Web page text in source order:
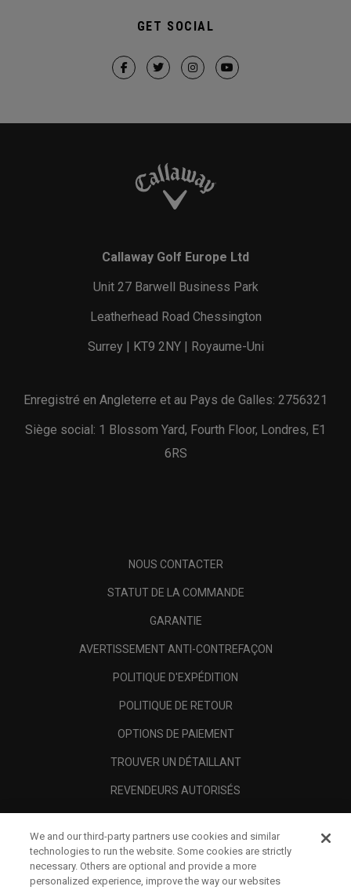
GET SOCIAL
Callaway Golf Europe Ltd
Unit 27 Barwell Business Park
Leatherhead Road Chessington
Surrey | KT9 2NY | Royaume-Uni
Enregistré en Angleterre et au Pays de Galles: 2756321
Siège social: 1 Blossom Yard, Fourth Floor, Londres, E1
6RS
NOUS CONTACTER
STATUT DE LA COMMANDE
GARANTIE
AVERTISSEMENT ANTI-CONTREFAÇON
POLITIQUE D'EXPÉDITION
POLITIQUE DE RETOUR
OPTIONS DE PAIEMENT
TROUVER UN DÉTAILLANT
REVENDEURS AUTORISÉS
A PROPOS
MENTIONS LÉGALES
We and our third-party partners use cookies and similar
technologies to run the website. Some cookies are strictly
necessary. Others are optional and provide a more
personalized experience, improve the way our websites